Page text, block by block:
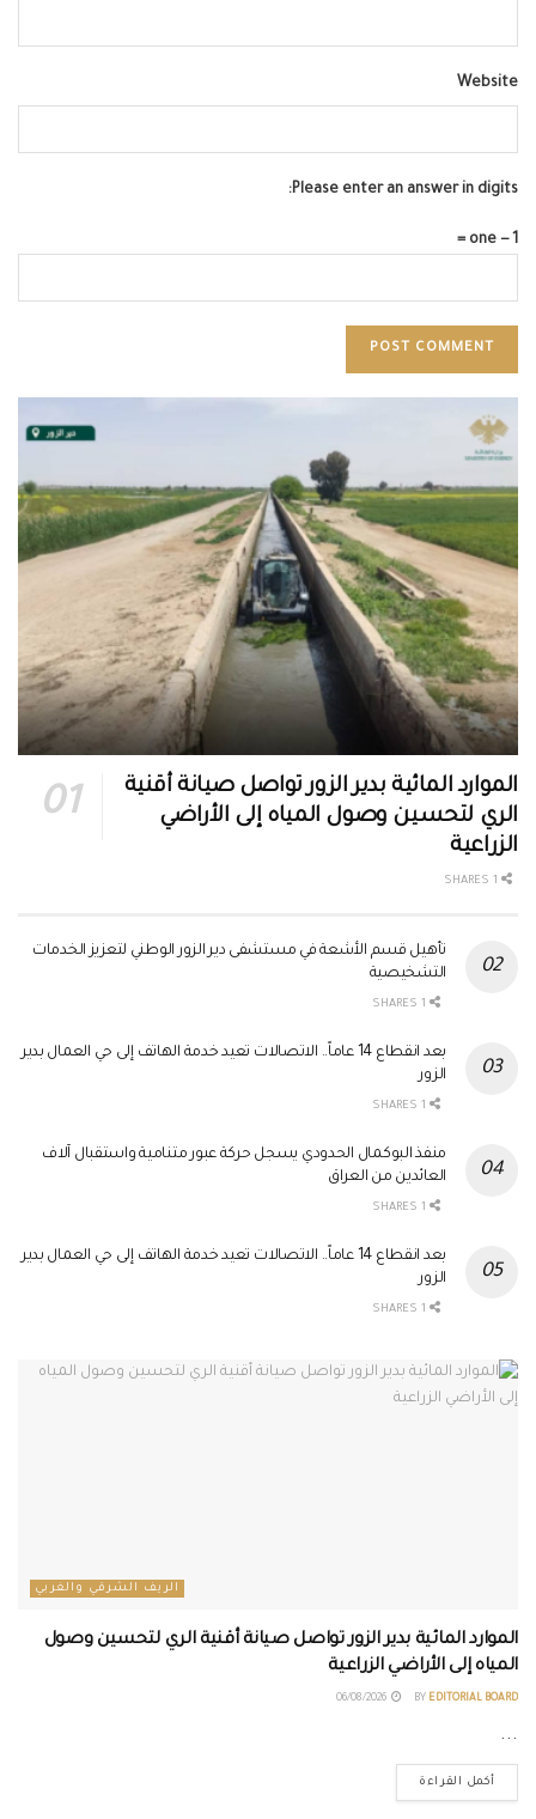
Website
Please enter an answer in digits:
1 − one =
الموارد المائية بدير الزور تواصل صيانة أقنية
الري لتحسين وصول المياه إلى الأراضي
الزراعية
تأهيل قسم الأشعة في مستشفى دير الزور الوطني لتعزيز الخدمات
التشخيصية
بعد انقطاع 14 عاماً.. الاتصالات تعيد خدمة الهاتف إلى حي العمال بدير
الزور
منفذ البوكمال الحدودي يسجل حركة عبور متنامية واستقبال آلاف
العائدين من العراق
بعد انقطاع 14 عاماً.. الاتصالات تعيد خدمة الهاتف إلى حي العمال بدير
الزور
الريف الشرقي والغربي
الموارد المائية بدير الزور تواصل صيانة أقنية الري لتحسين وصول
المياه إلى الأراضي الزراعية
BY EDITORIAL BOARD
...
أكمل القراءة